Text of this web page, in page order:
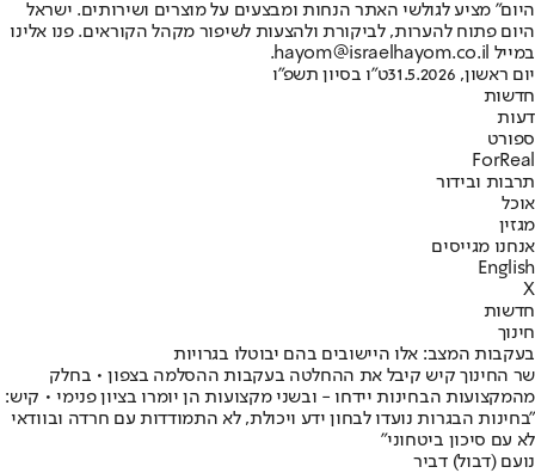
היום" מציע לגולשי האתר הנחות ומבצעים על מוצרים ושירותים. ישראל
היום פתוח להערות, לביקורת ולהצעות לשיפור מקהל הקוראים. פנו אלינו
במייל hayom@israelhayom.co.il.
יום ראשון, 31.5.2026
ט"ו בסיון תשפ"ו
חדשות
דעות
ספורט
ForReal
תרבות ובידור
אוכל
מגזין
אנחנו מגייסים
English
X
חדשות
חינוך
בעקבות המצב: אלו היישובים בהם יבוטלו בגרויות
שר החינוך קיש קיבל את ההחלטה בעקבות ההסלמה בצפון • בחלק
מהמקצועות הבחינות יידחו - ובשני מקצועות הן יומרו בציון פנימי • קיש:
"בחינות הבגרות נועדו לבחון ידע ויכולת, לא התמודדות עם חרדה ובוודאי
לא עם סיכון ביטחוני"
נועם (דבול) דביר